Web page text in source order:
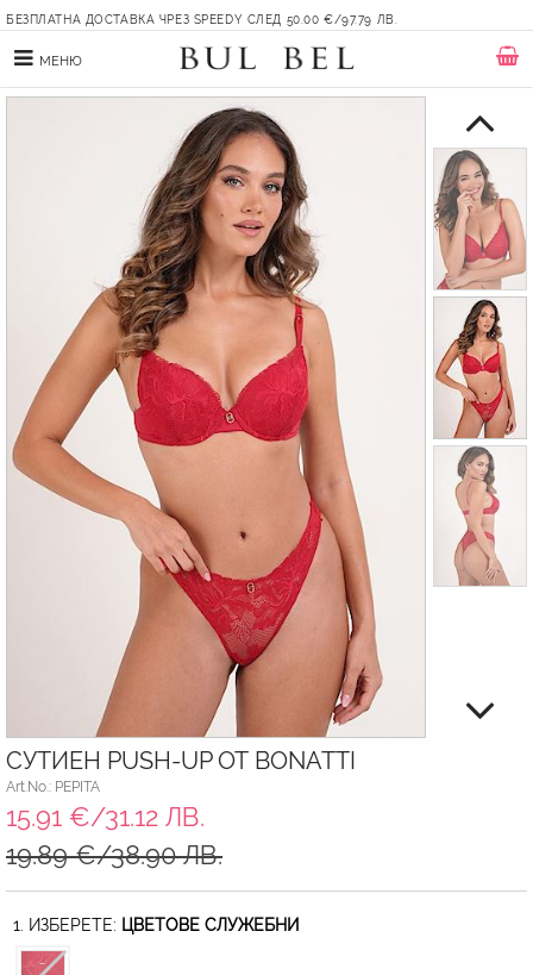
БЕЗПЛАТНА ДОСТАВКА ЧРЕЗ SPEEDY СЛЕД 50.00 €/97.79 ЛВ.
МЕНЮ
СУТИЕН PUSH-UP ОТ BONATTI
Art.No.: PEPITA
15.91 €/31.12 ЛВ.
19.89 €/38.90 ЛВ.
1. ИЗБЕРЕТЕ: ЦВЕТОВЕ СЛУЖЕБНИ